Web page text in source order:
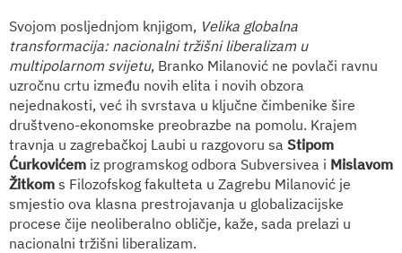
Svojom posljednjom knjigom, Velika globalna
transformacija: nacionalni tržišni liberalizam u
multipolarnom svijetu, Branko Milanović ne povlači ravnu
uzročnu crtu između novih elita i novih obzora
nejednakosti, već ih svrstava u ključne čimbenike šire
društveno-ekonomske preobrazbe na pomolu. Krajem
travnja u zagrebačkoj Laubi u razgovoru sa Stipom
Ćurkovićem iz programskog odbora Subversivea i Mislavom
Žitkom s Filozofskog fakulteta u Zagrebu Milanović je
smjestio ova klasna prestrojavanja u globalizacijske
procese čije neoliberalno obličje, kaže, sada prelazi u
nacionalni tržišni liberalizam.